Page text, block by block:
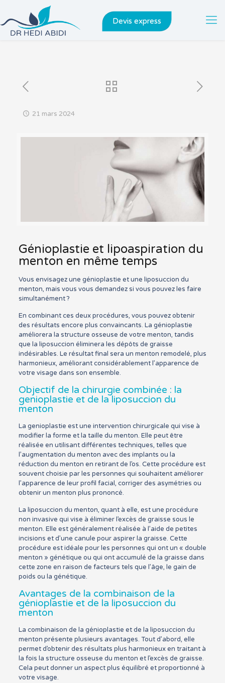
Devis express
21 mars 2024
Génioplastie et lipoaspiration du
menton en même temps
Vous envisagez une génioplastie et une liposuccion du
menton, mais vous vous demandez si vous pouvez les faire
simultanément ?
En combinant ces deux procédures, vous pouvez obtenir
des résultats encore plus convaincants. La génioplastie
améliorera la structure osseuse de votre menton, tandis
que la liposuccion éliminera les dépôts de graisse
indésirables. Le résultat final sera un menton remodelé, plus
harmonieux, améliorant considérablement l’apparence de
votre visage dans son ensemble.
Objectif de la chirurgie combinée : la
genioplastie et de la liposuccion du
menton
La genioplastie est une intervention chirurgicale qui vise à
modifier la forme et la taille du menton. Elle peut être
réalisée en utilisant différentes techniques, telles que
l’augmentation du menton avec des implants ou la
réduction du menton en retirant de l’os. Cette procédure est
souvent choisie par les personnes qui souhaitent améliorer
l’apparence de leur profil facial, corriger des asymétries ou
obtenir un menton plus prononcé.
La liposuccion du menton, quant à elle, est une procédure
non invasive qui vise à éliminer l’excès de graisse sous le
menton. Elle est généralement réalisée à l’aide de petites
incisions et d’une canule pour aspirer la graisse. Cette
procédure est idéale pour les personnes qui ont un « double
menton » génétique ou qui ont accumulé de la graisse dans
cette zone en raison de facteurs tels que l’âge, le gain de
poids ou la génétique.
Avantages de la combinaison de la
génioplastie et de la liposuccion du
menton
La combinaison de la génioplastie et de la liposuccion du
menton présente plusieurs avantages. Tout d’abord, elle
permet d’obtenir des résultats plus harmonieux en traitant à
la fois la structure osseuse du menton et l’excès de graisse.
Cela peut donner un aspect plus équilibré et proportionné à
votre visage.